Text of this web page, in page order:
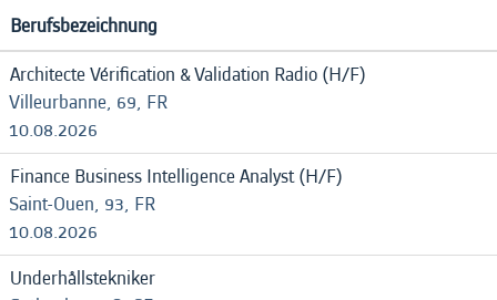
Berufsbezeichnung
Architecte Vérification & Validation Radio (H/F)
Villeurbanne, 69, FR
10.08.2026
Finance Business Intelligence Analyst (H/F)
Saint-Ouen, 93, FR
10.08.2026
Underhållstekniker